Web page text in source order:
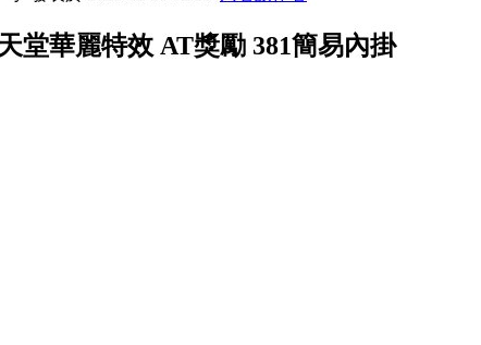
堂華麗特效 AT獎勵 381簡易內掛